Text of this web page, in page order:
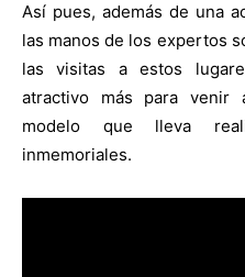
Así pues, además de una
las manos de los expertos
las visitas a estos
atractivo más para venir
modelo que lleva
inmemoriales.